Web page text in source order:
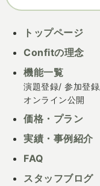
トップページ
Confitの理念
機能一覧
演題登録 参加登録
オンライン公開
価格・プラン
実績・事例紹介
FAQ
スタッフブログ